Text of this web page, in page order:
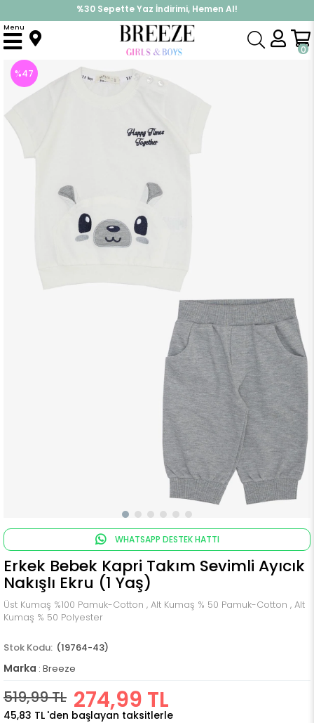
%30 Sepette Yaz İndirimi, Hemen Al!
İndirimlere ek %10 İndirimi Kap, Hemen Üye Ol!
0
Menu
Anasayfa Takımlar Kapri & Şort Takım Erkek Bebek Kapri Takım Sevimli Ayıcık Nakışlı Ekru (1 Yaş)
%47
İndirim
WHATSAPP DESTEK HATTI
Erkek Bebek Kapri Takım Sevimli Ayıcık
Nakışlı Ekru (1 Yaş)
Üst Kumaş %100 Pamuk-Cotton , Alt Kumaş % 50 Pamuk-Cotton , Alt
Kumaş % 50 Polyester
(19764-43)
Marka : Breeze
519,99 TL 274,99 TL
45,83 TL 'den başlayan taksitlerle